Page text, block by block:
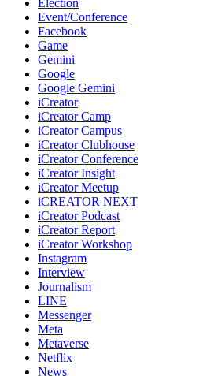
Event/Conference
Facebook
Game
Gemini
Google
Google Gemini
iCreator
iCreator Camp
iCreator Campus
iCreator Clubhouse
iCreator Conference
iCreator Insight
iCreator Meetup
iCREATOR NEXT
iCreator Podcast
iCreator Report
iCreator Workshop
Instagram
Interview
Journalism
LINE
Messenger
Meta
Metaverse
Netflix
News